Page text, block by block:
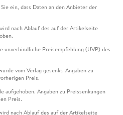
ein, dass Daten an den Anbieter der
nach Ablauf des auf der Artikelseite
unverbindliche Preisempfehlung (UVP) des
vom Verlag gesenkt. Angaben zu
Preis.
aufgehoben. Angaben zu Preissenkungen
Preis.
nach Ablauf des auf der Artikelseite